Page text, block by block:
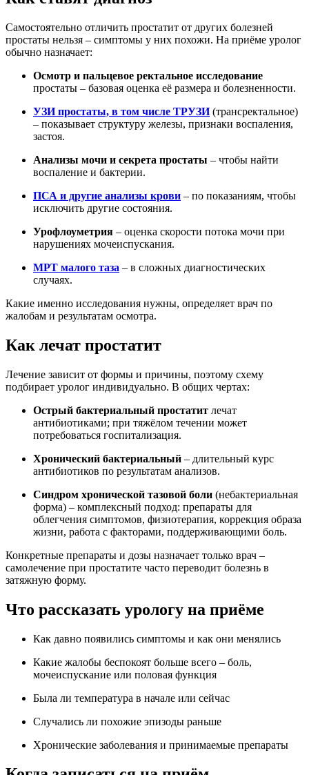
Самостоятельно отличить простатит от других болезней
простаты нельзя – симптомы у них похожи. На приёме уролог
обычно назначает:
Осмотр и пальцевое ректальное исследование
простаты – базовая оценка её размера и болезненности.
УЗИ простаты, в том числе ТРУЗИ(трансректальное)
– показывает структуру железы, признаки воспаления,
застоя.
Анализы мочи и секрета простаты – чтобы найти
воспаление и бактерии.
ПСА и другие анализы крови – по показаниям, чтобы
исключить другие состояния.
Урофлоуметрия – оценка скорости потока мочи при
нарушениях мочеиспускания.
МРТ малого таза – в сложных диагностических
случаях.
Какие именно исследования нужны, определяет врач по
жалобам и результатам осмотра.
Как лечат простатит
Лечение зависит от формы и причины, поэтому схему
подбирает уролог индивидуально. В общих чертах:
Острый бактериальный простатит лечат
антибиотиками; при тяжёлом течении может
потребоваться госпитализация.
Хронический бактериальный – длительный курс
антибиотиков по результатам анализов.
Синдром хронической тазовой боли (небактериальная
форма) – комплексный подход: препараты для
облегчения симптомов, физиотерапия, коррекция образа
жизни, работа с факторами, поддерживающими боль.
Конкретные препараты и дозы назначает только врач –
самолечение при простатите часто переводит болезнь в
затяжную форму.
Что рассказать урологу на приёме
Как давно появились симптомы и как они менялись
Какие жалобы беспокоят больше всего – боль,
мочеиспускание или половая функция
Была ли температура в начале или сейчас
Случались ли похожие эпизоды раньше
Хронические заболевания и принимаемые препараты